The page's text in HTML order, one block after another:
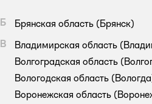
Б Брянская область (Брянск)
В
Владимирская область
Волгоградская область
Вологодская область
Воронежская область